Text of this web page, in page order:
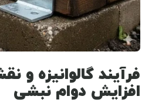
فرآیند گالوانیزه و
افزایش دوام نبشی